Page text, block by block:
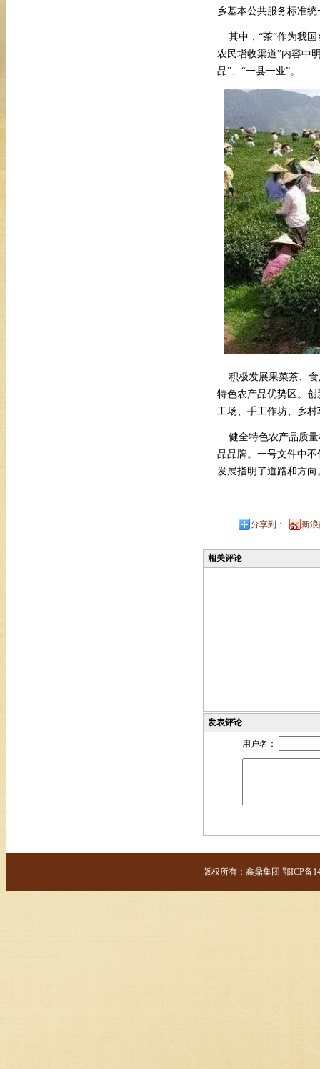
乡基本公共服务标准
其中， “茶”作为我
农民增收渠道”内容中
品”、“一县一业”。
积极发展果菜茶、食
特色农产品优势区。
工场、手工作坊、乡村
健全特色农产品质量
品品牌。一号文件中不
发展指明了道路和方向
分享到： 新
相关评论
发表评论
用户名：
版权所有：鑫鼎集团 鄂ICP备